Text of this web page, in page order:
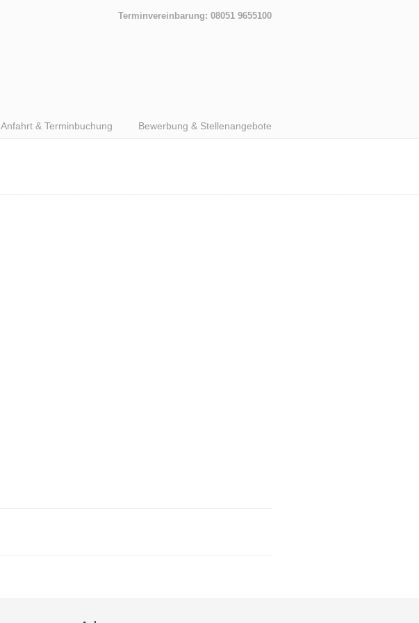
Terminvereinbarung: 08051 9655100
Anfahrt & Terminbuchung Bewerbung & Stellenangebote